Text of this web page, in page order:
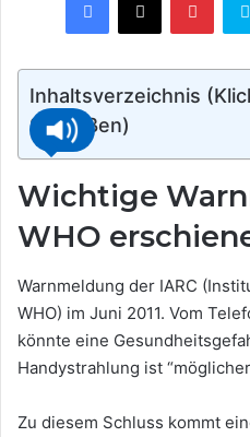
Inhaltsverzeichnis
Schließen)
Wichtige
WHO
Warnmeldung der IARC
WHO) im Juni 2011. Vom
könnte eine
Handystrahlung ist
Zu diesem Schluss kommt